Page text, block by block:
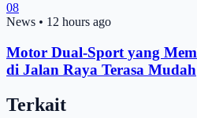
08
News • 12 hours ago
Motor Dual-Sport yang
di Jalan Raya Terasa Mudah
Terkait